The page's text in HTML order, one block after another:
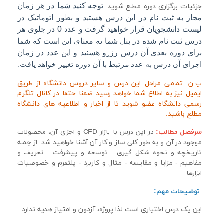
جزئیات برگزاری دوره مطلع شوید. توجه کنید شما در هر زمان
مجاز به ثبت نام در این درس هستید و بطور اتوماتیک در
لیست دانشجویان قرار خواهید گرفت و عدد 0 در جلوی هر
درس ثبت نام شده در پنل شما به معنای این است که شما
برای دوره بعدی آن درس رزرو هستید و این عدد در زمان
اجرای آن درس به عدد مرتبط با آن دوره تغییر خواهد یافت.
پ.ن: تمامی مراحل این درس و سایر دروس دانشگاه از طریق
ایمیل نیز به اطلاع شما خواهد رسید ضمنا حتما در کانال تلگرام
رسمی دانشگاه عضو شوید تا از اخبار و اطلاعیه های دانشگاه
مطلع باشید.
سرفصل مطالب: در این درس با بازار CFDو اجزای آن، محصولات
موجود در آن و به طور کلی ساز و کار آن آشنا خواهید شد. از جمله
تاریخچه و نحوه شکل گیری - توسعه و پيشرفت - تعریف و
مفاهیم - مزایا و مقایسه - مثال و کاربرد - پلتفرم و خصوصیات
ابزارها
توضیحات مهم:
این یک درس اختیاری است لذا پروژه، آزمون و امتیاز هدیه ندارد.